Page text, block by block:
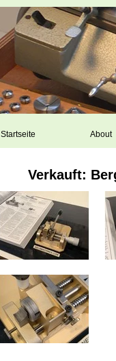
Startseite About
Verkauft: